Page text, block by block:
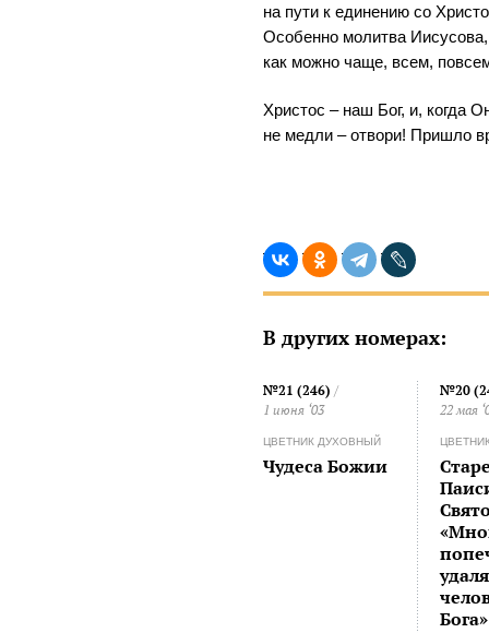
на пути к единению со
Особенно молитва
как можно чаще, всем,
Христос – наш Бог, и, когда
не медли – отвори! Пришло
В других номерах:
№21 (246) /
1 июня ‘03
ЦВЕТНИК ДУХОВНЫЙ
Чудеса Божии
№20
22 мая
Бога»